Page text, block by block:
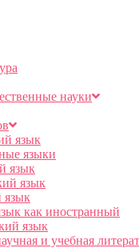
науки
язык
языки
язык
язык
язык
как иностранный
язык
и учебная